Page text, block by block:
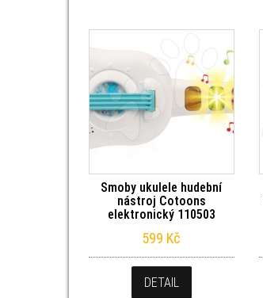
Smoby ukulele hudební
nástroj Cotoons
elektronický 110503
599 Kč
DETAIL